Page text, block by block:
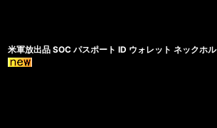
米軍放出品 SOC パスポート ID ウォレット ネックホ